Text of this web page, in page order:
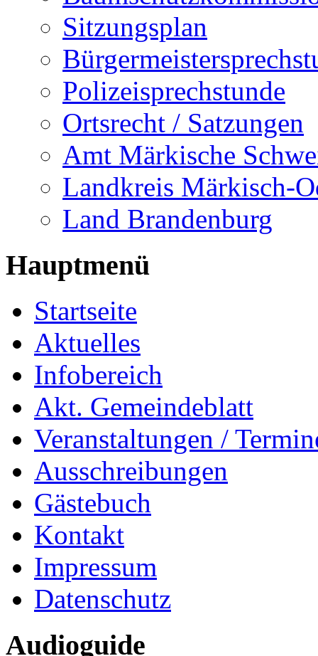
Sitzungsplan
Polizeisprechstunde
Ortsrecht / Satzungen
Amt Märkische
Landkreis Märkisch-
Land Brandenburg
Hauptmenü
Startseite
Aktuelles
Infobereich
Akt. Gemeindeblatt
Veranstaltungen /
Ausschreibungen
Gästebuch
Kontakt
Impressum
Datenschutz
Audioguide